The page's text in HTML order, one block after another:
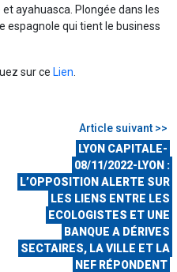
et ayahuasca. Plongée dans les
espagnole qui tient le business
sur ce Lien
Article suivant >>
LYON CAPITALE-
08/11/2022-LYON :
L’OPPOSITION ALERTE SUR
LES LIENS ENTRE LES
ECOLOGISTES ET UNE
BANQUE A DÉRIVES
SECTAIRES, LA VILLE ET LA
NEF RÉPONDENT